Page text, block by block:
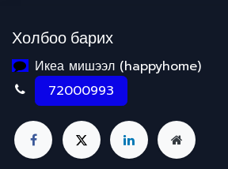
Холбоо барих
Икеа мишээл (happyhome)
72000993